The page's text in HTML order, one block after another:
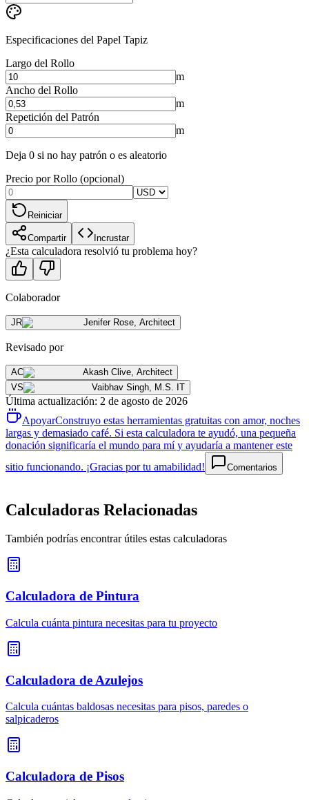
Especificaciones del Papel Tapiz
Largo del Rollo
m
Ancho del Rollo
m
Repetición del Patrón
m
Deja 0 si no hay patrón o es aleatorio
Precio por Rollo (opcional)
Reiniciar
Compartir Incrustar
¿Esta calculadora resolvió tu problema hoy?
Colaborador
JR Jenifer Rose Architect
Revisado por
AC Akash Clive Architect
VS
Vaibhav Singh M.S. IT
Última actualización: 2 de agosto de 2026
ApoyarConstruyo estas herramientas gratuitas con amor, noches
largas y demasiado café. Si esta calculadora te ayudó, una pequeña
donación significaría el mundo para mí y ayudaría a mantener este
sitio funcionando. ¡Gracias por tu amabilidad!
Comentarios
Calculadoras Relacionadas
También podrías encontrar útiles estas calculadoras
Calculadora de Pintura
Calcula cuánta pintura necesitas para tu proyecto
Calculadora de Azulejos
Calcula cuántas baldosas necesitas para pisos, paredes o
salpicaderos
Calculadora de Pisos